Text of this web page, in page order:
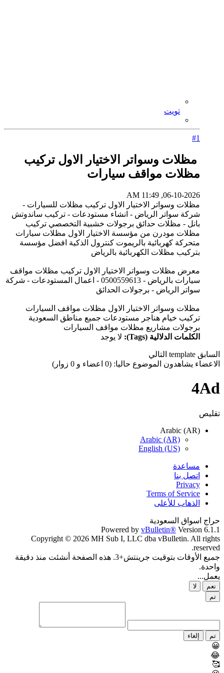
تويت
#1
مظلات وسواتر الاختيار الاول تركيب
مظلات مواقف سيارات
06-10-2026, 11:49 AM
مظلات وسواتر الاختيار الاول تركيب مظلات للسيارات -
شركة سواتر الرياض - انشاء مستودعات - تركيب ساندوتش
بانل - مظلات حدائق برجولات خشبية التخصصي تركيب
مظلات مودرن من مؤسسة الاختيار الاول مظلات سيارات
متحركة كهربائية بالريموت كنترول الذكية افضل مؤسسة
بتركيب مظلات الكهربائية بالرياض
معرض مظلات وسواتر الاختيار الاول تركيب مظلات مواقف
سيارات بالرياض - 0500559613 - اعمال المستودعات - شركة
سواتر الرياض - برجولات الحدائق
مظلات وسواتر الاختيار الاول مظلات مواقف السيارات
تركيب خيام هناجر مستودعات جميع مناطق السعودية
برجولات مشاريع مظلات مواقف السيارات
الكلمات الدلالية (Tags):
لا يوجد
السابق template التالي
الاعضاء يشاهدون الموضوع حاليا: (0 اعضاء و 0 زوار)
4Ad
تقليص
Arabic (AR)
Arabic (AR)
English (US)
مساعدة
اتصل بنا
Privacy
Terms of Service
الذهاب للأعلى
حراج اسواق السعودية
Powered by vBulletin® Version 6.1.1
Copyright © 2026 MH Sub I, LLC dba vBulletin. All rights
reserved.
جميع الأوقات بتوقيت جرينتش+3. هذه الصفحة أنشئت منذ دقيقة
واحدة.
يعمل...
نعم
لا
تم
تم إلغاء
😀
😂
🥰